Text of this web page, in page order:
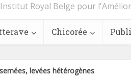
Institut Royal Belge pour
Chicorée
levées hétérogènes